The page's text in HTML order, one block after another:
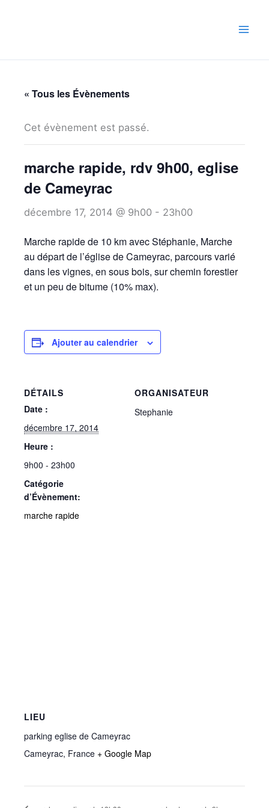
« Tous les Évènements
Cet évènement est passé.
marche rapide, rdv 9h00, eglise
de Cameyrac
décembre 17, 2014 @ 9h00 - 23h00
Marche rapide de 10 km avec Stéphanie, Marche
au départ de l’église de Cameyrac, parcours varié
dans les vignes, en sous bois, sur chemin forestier
et un peu de bitume (10% max).
Ajouter au calendrier
DÉTAILS
Date :
décembre 17, 2014
Heure :
9h00 - 23h00
Catégorie
d’Évènement:
marche rapide
ORGANISATEUR
Stephanie
LIEU
parking eglise de Cameyrac
Cameyrac, France + Google Map